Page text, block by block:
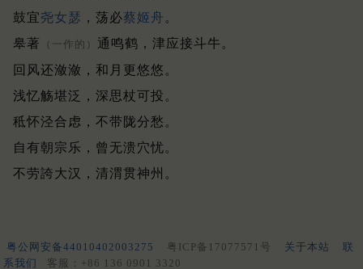
鼓宜尧女瑟 ，荡必蔡姬舟 。
皋著
（一作的） 通鸣鹤，津应接斗牛。
回风还潋潋，和月更悠悠。
浅忆觞堪泛，深思杖可投。
秪怀泾合虑，不带陇分愁。
自有朝宗乐，曾无溃穴忧。
不劳誇大汉，清渭贯神州。
粤公网安备44010402003275 粤ICP备17077571号 关于本站
联
系我们
客服：+86 136 0901 3320